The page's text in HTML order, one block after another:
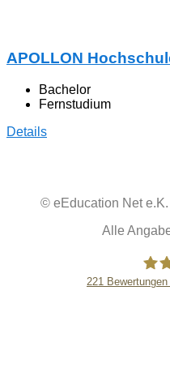
APOLLON
Bachelor
Fernstudium
Details
© eEducation Net e.K. |
Alle
221